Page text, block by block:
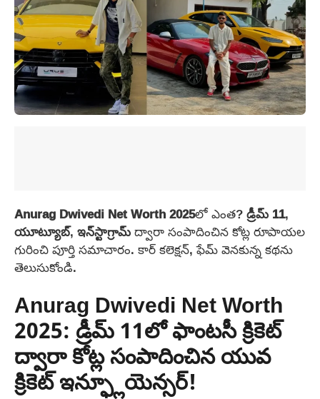
Anurag Dwivedi Net Worth 2025లో ఎంత?డ్రీమ్ 11,
యూట్యూబ్,ఇన్‌స్టాగ్రామ్ద్వారా సంపాదించిన కోట్ల రూపాయల
గురించి పూర్తి సమాచారం. కార్ కలెక్షన్, ఫేమ్ వెనకున్న కథను
తెలుసుకోండి.
Anurag Dwivedi Net Worth
2025: డ్రీమ్ 11లో ఫాంటసీ క్రికెట్
ద్వారా కోట్ల సంపాదించిన యువ
క్రికెట్ ఇన్ఫ్లూయెన్సర్!